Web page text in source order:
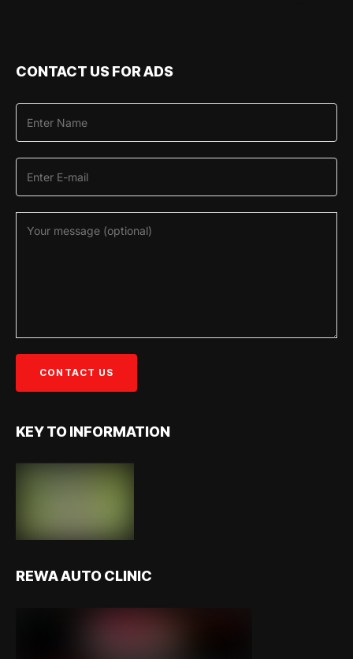
CONTACT US FOR ADS
KEY TO INFORMATION
REWA AUTO CLINIC